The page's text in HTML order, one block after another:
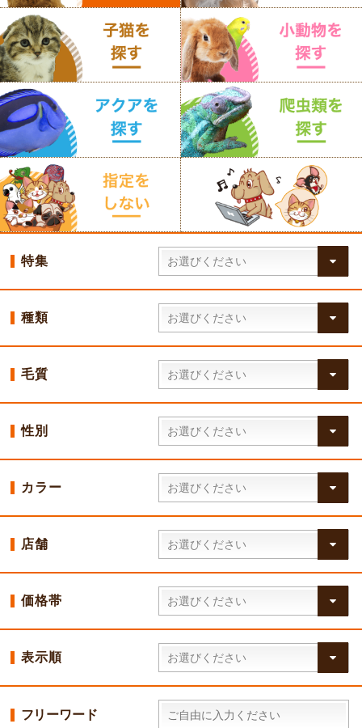
特集
種類
毛質
性別
カラー
店舗
価格帯
表示順
フリーワード